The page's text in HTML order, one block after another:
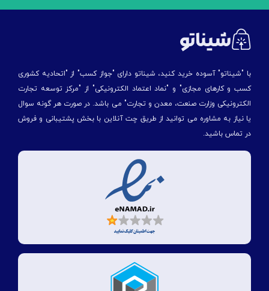
با "شیناتو" آسوده خرید کنید، شیناتو دارای "جواز کسب" از "اتحادیه کشوری
کسب و کارهای مجازی" و "نماد اعتماد الکترونیکی" از "مركز توسعه تجارت
الكترونیكی وزارت صنعت، معدن و تجارت" می باشد. در صورت هر گونه سوال
یا نیاز به مشاوره می توانید از طریق چت آنلاین با بخش پشتیبانی و فروش
در تماس باشید.